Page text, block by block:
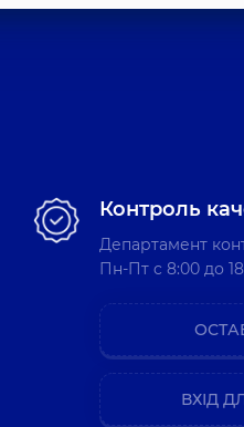
Контроль
Департамент
Пн-Пт c 8:00 до
ВХІД